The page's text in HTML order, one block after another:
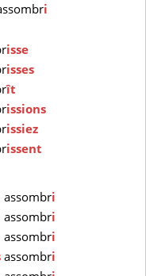
i
isse
isses
ît
issions
issiez
issent
assombri
assombri
assombri
assombri